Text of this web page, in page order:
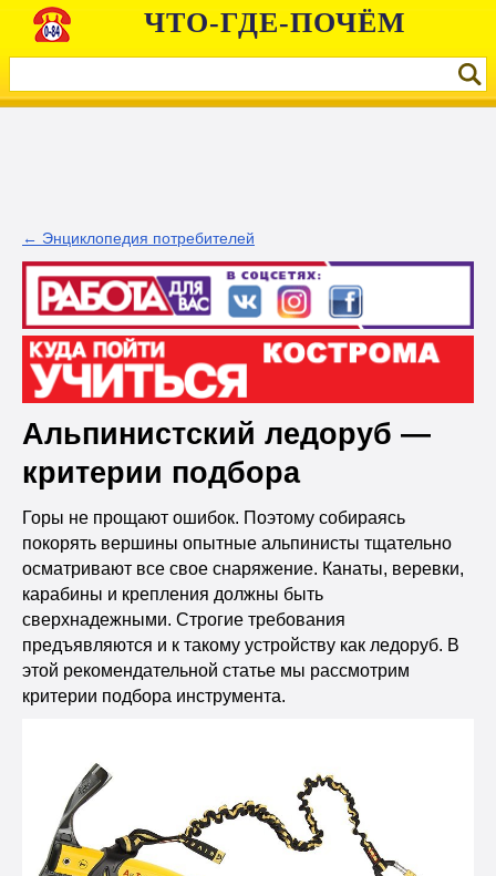
ЧТО-ГДЕ-ПОЧЁМ
← Энциклопедия потребителей
Альпинистский ледоруб —
критерии подбора
Горы не прощают ошибок. Поэтому собираясь
покорять вершины опытные альпинисты тщательно
осматривают все свое снаряжение. Канаты, веревки,
карабины и крепления должны быть
сверхнадежными. Строгие требования
предъявляются и к такому устройству как ледоруб. В
этой рекомендательной статье мы рассмотрим
критерии подбора инструмента.